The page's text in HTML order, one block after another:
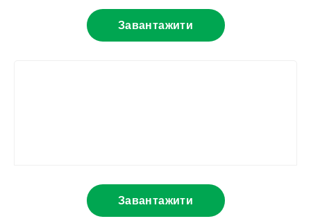
Завантажити
Завантажити